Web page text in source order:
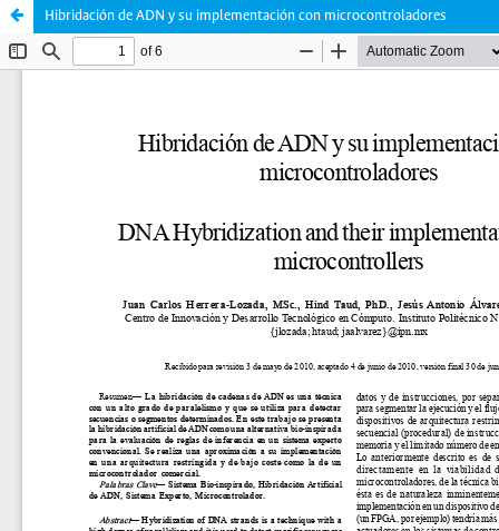
Hibridación de ADN y su implementación con microcontroladores